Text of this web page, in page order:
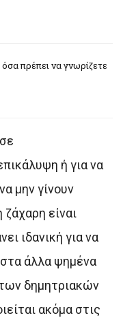
πρέπει να γνωρίζετε
ή για να
μην γίνουν
ζάχαρη είναι
ιδανική για να
άλλα ψημένα
δημητριακών
ακόμα στις